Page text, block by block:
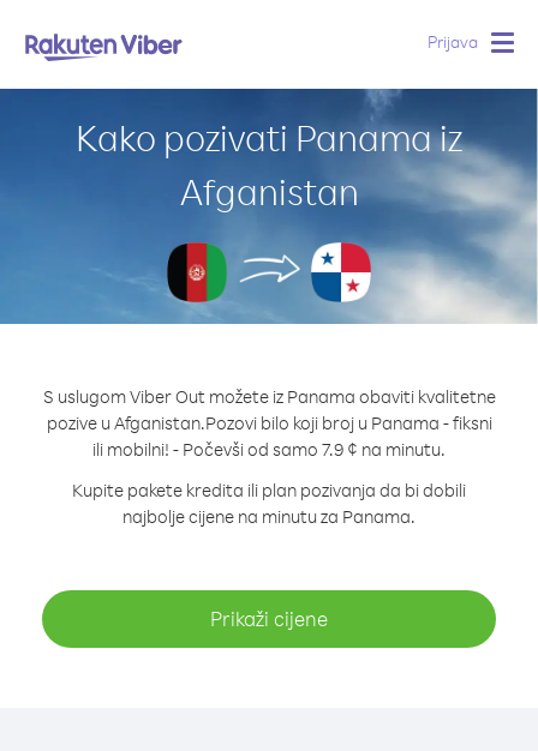
Prijava
Kako pozivati Panama iz
Afganistan
S uslugom Viber Out možete iz Panama obaviti kvalitetne
pozive u Afganistan.Pozovi bilo koji broj u Panama - fiksni
ili mobilni! - Počevši od samo 7.9 ¢ na minutu.
Kupite pakete kredita ili plan pozivanja da bi dobili
najbolje cijene na minutu za Panama.
Prikaži cijene